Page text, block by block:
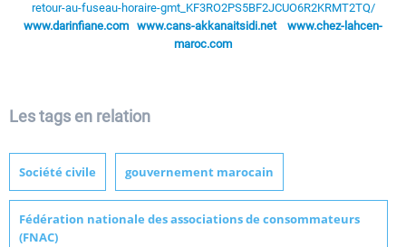
retour-au-fuseau-horaire-gmt_KF3RO2PS5BF2JCUO6R2KRMT2TQ/
www.darinfiane.com www.cans-akkanaitsidi.net
www.chez-lahcen-
maroc.com
Les tags en relation
Société civile gouvernement marocain
Fédération nationale des associations de consommateurs
(FNAC)